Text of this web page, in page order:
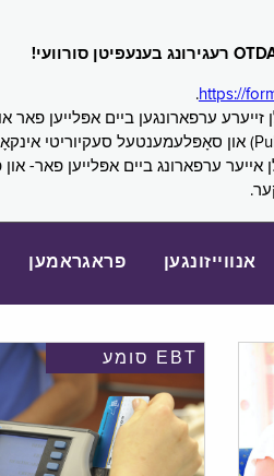
https://
.
אייער ערפארונג ביים אפּלייען פאר-
אנווייזונגען פראגראמען
EBT סומע